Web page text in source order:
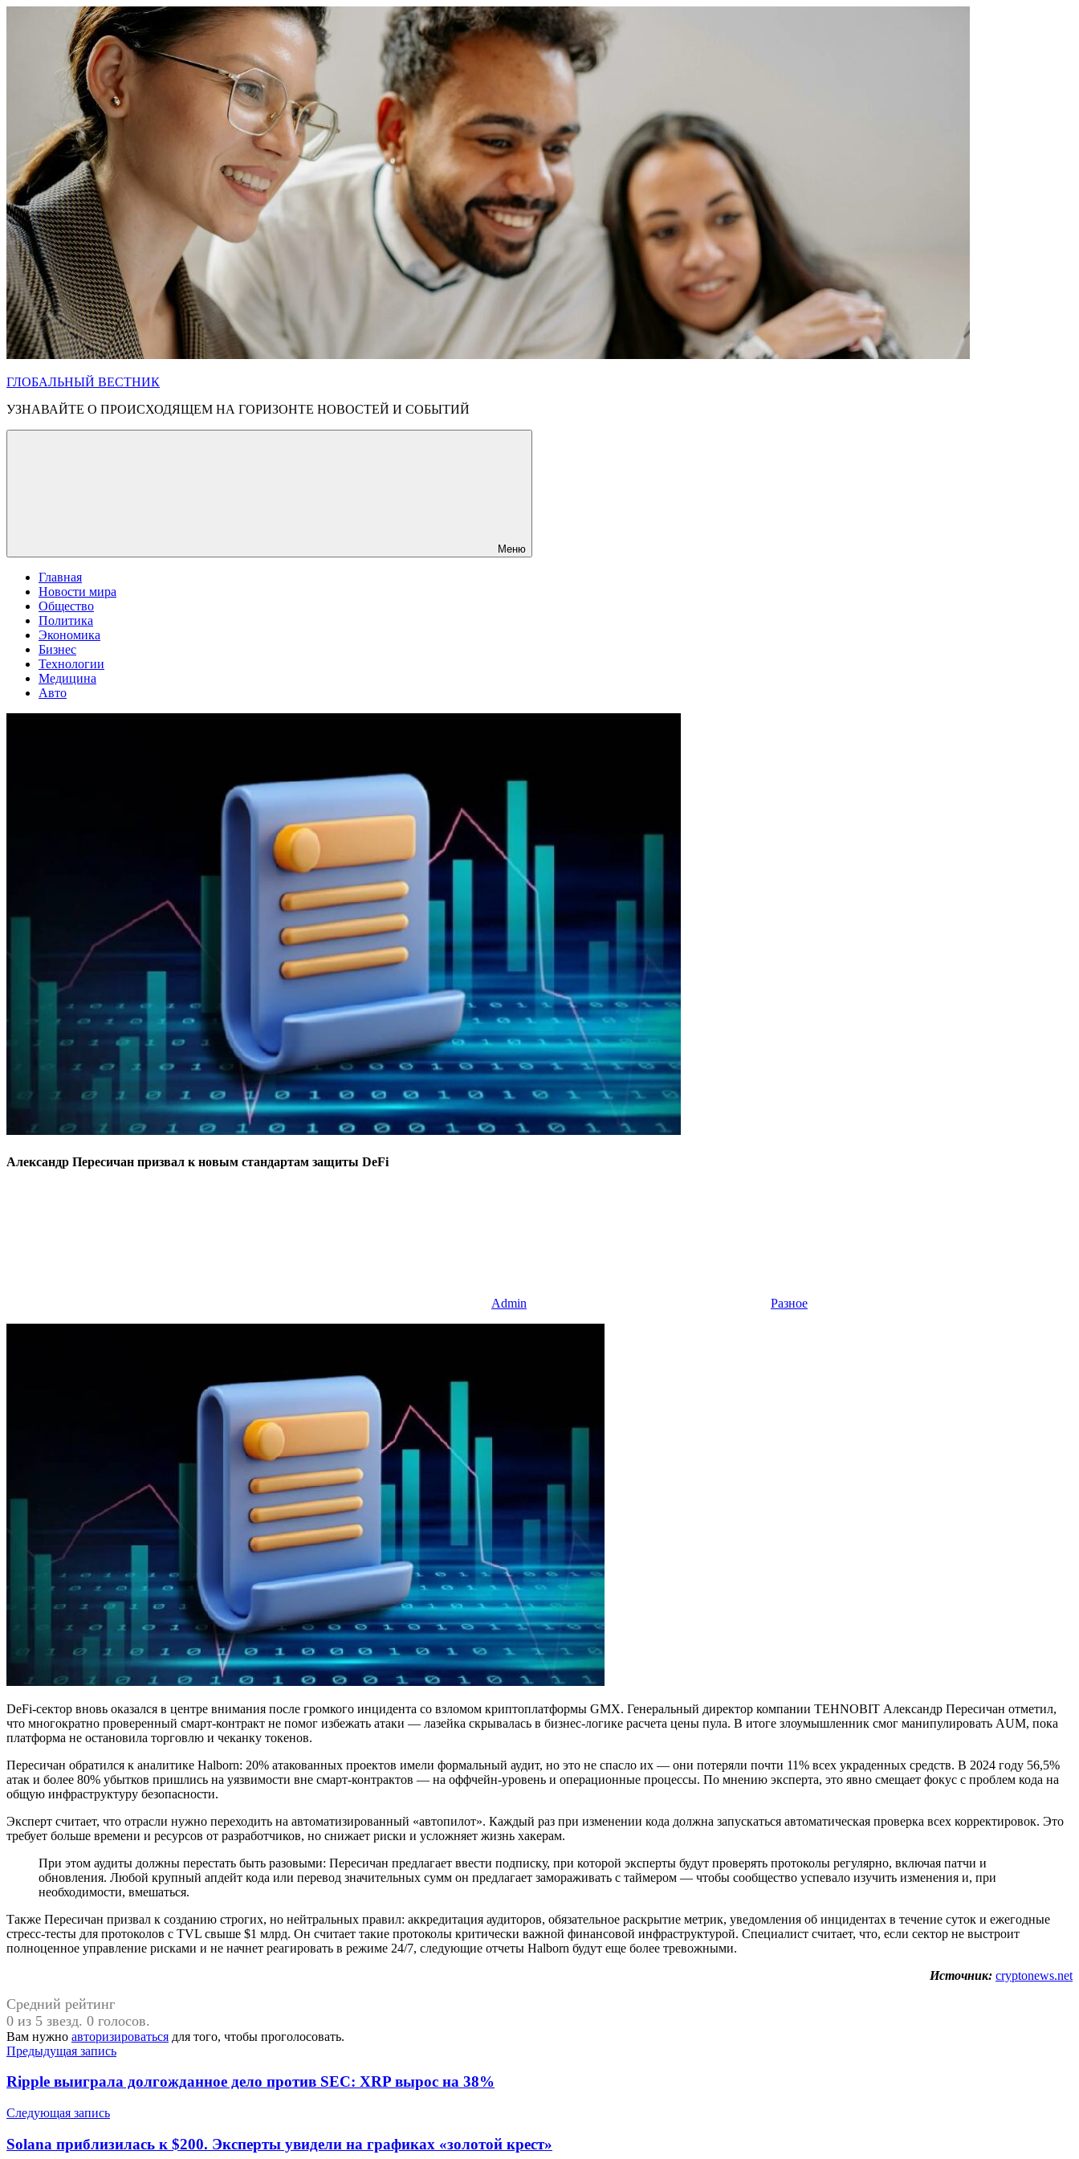
содержимому
ГЛОБАЛЬНЫЙ ВЕСТНИК
УЗНАВАЙТЕ О ПРОИСХОДЯЩЕМ НА ГОРИЗОНТЕ НОВОСТЕЙ И СОБЫТИЙ
Меню
Главная
Новости мира
Общество
Политика
Экономика
Бизнес
Технологии
Медицина
Авто
Александр Пересичан призвал к новым стандартам защиты DeFi
Admin Разное
DeFi-сектор вновь оказался в центре внимания после громкого инцидента со взломом криптоплатформы GMX. Генеральный директор компании TEHNOBIT Александр Пересичан отметил,
что многократно проверенный смарт-контракт не помог избежать атаки — лазейка скрывалась в бизнес-логике расчета цены пула. В итоге злоумышленник смог манипулировать AUM, пока
платформа не остановила торговлю и чеканку токенов.
Пересичан обратился к аналитике Halborn: 20% атакованных проектов имели формальный аудит, но это не спасло их — они потеряли почти 11% всех украденных средств. В 2024 году 56,5%
атак и более 80% убытков пришлись на уязвимости вне смарт-контрактов — на оффчейн-уровень и операционные процессы. По мнению эксперта, это явно смещает фокус с проблем кода на
общую инфраструктуру безопасности.
Эксперт считает, что отрасли нужно переходить на автоматизированный «автопилот». Каждый раз при изменении кода должна запускаться автоматическая проверка всех корректировок. Это
требует больше времени и ресурсов от разработчиков, но снижает риски и усложняет жизнь хакерам.
При этом аудиты должны перестать быть разовыми: Пересичан предлагает ввести подписку, при которой эксперты будут проверять протоколы регулярно, включая патчи и
обновления. Любой крупный апдейт кода или перевод значительных сумм он предлагает замораживать с таймером — чтобы сообщество успевало изучить изменения и, при
необходимости, вмешаться.
Также Пересичан призвал к созданию строгих, но нейтральных правил: аккредитация аудиторов, обязательное раскрытие метрик, уведомления об инцидентах в течение суток и ежегодные
стресс-тесты для протоколов с TVL свыше $1 млрд. Он считает такие протоколы критически важной финансовой инфраструктурой. Специалист считает, что, если сектор не выстроит
полноценное управление рисками и не начнет реагировать в режиме 24/7, следующие отчеты Halborn будут еще более тревожными.
Источник: cryptonews.net
Средний рейтинг
0 из 5 звезд. 0 голосов.
Вам нужно авторизироваться для того, чтобы проголосовать.
Навигация
по
записям
Предыдущая запись
Ripple выиграла долгожданное дело против SEC: XRP вырос на 38%
Следующая запись
Solana приблизилась к $200. Эксперты увидели на графиках «золотой крест»